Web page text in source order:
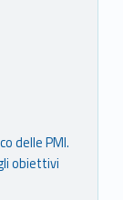
delle PMI.
obiettivi